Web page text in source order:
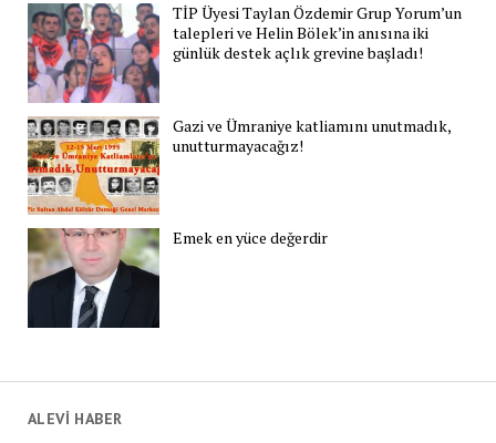
TİP Üyesi Taylan Özdemir Grup Yorum’un
talepleri ve Helin Bölek’in anısına iki
günlük destek açlık grevine başladı!
Gazi ve Ümraniye katliamını unutmadık,
unutturmayacağız!
Emek en yüce değerdir
ALEVİ HABER